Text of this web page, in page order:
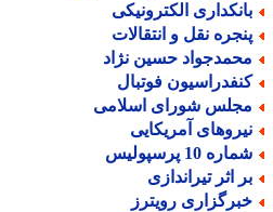
الکترونیکی
نقل و انتقالات
حسین نژاد
فوتبال
شورای اسلامی
آمریکایی
10 پرسپولیس
اثر تیراندازی
رویترز